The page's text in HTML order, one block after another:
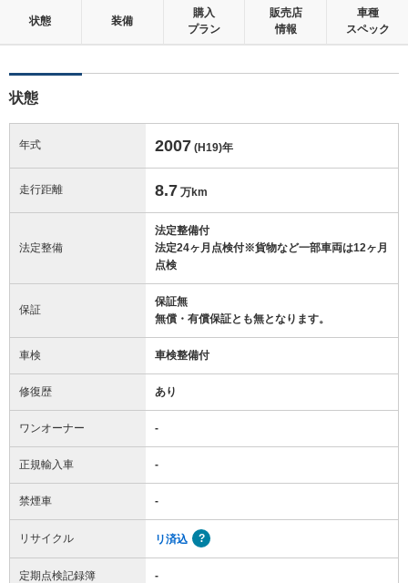
状態 装備
購入
プラン
販売店
情報
車種
スペック
状態
年式 2007 (H19)年
走行距離 8.7 万km
法定整備
法定整備付
法定24ヶ月点検付※貨物など一部車両は12ヶ月
点検
保証
保証無
無償・有償保証とも無となります。
車検 車検整備付
修復歴 あり
ワンオーナー -
正規輸入車 -
禁煙車 -
リサイクル リ済込
定期点検記録簿 -